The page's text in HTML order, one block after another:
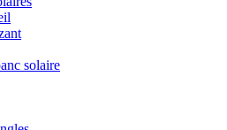
solaire